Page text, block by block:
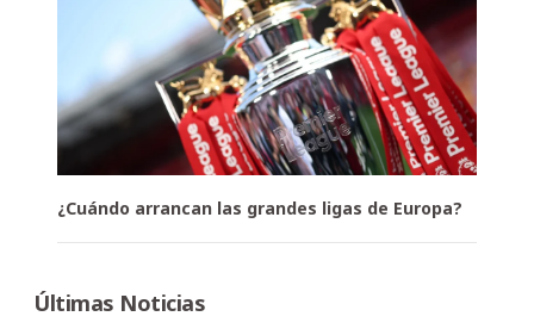
¿Cuándo arrancan las grandes ligas de Europa?
Últimas Noticias